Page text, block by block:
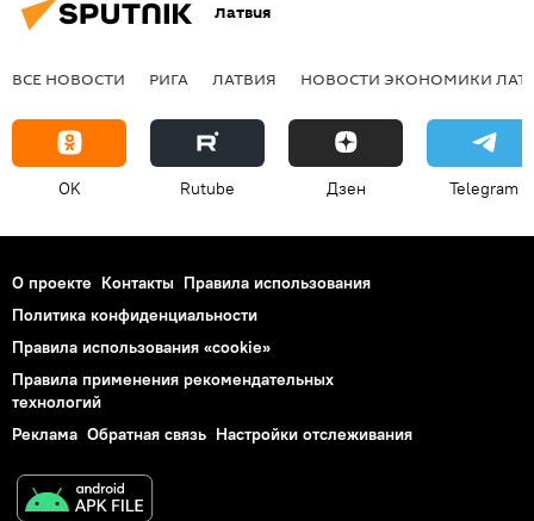
Латвия
ВСЕ НОВОСТИ РИГА ЛАТВИЯ НОВОСТИ ЭКОНОМИКИ
OK Rutube Дзен Telegram
О проекте Контакты Правила использования
Политика конфиденциальности
Правила использования «cookie»
Правила применения рекомендательных
технологий
Реклама Обратная связь Настройки отслеживания